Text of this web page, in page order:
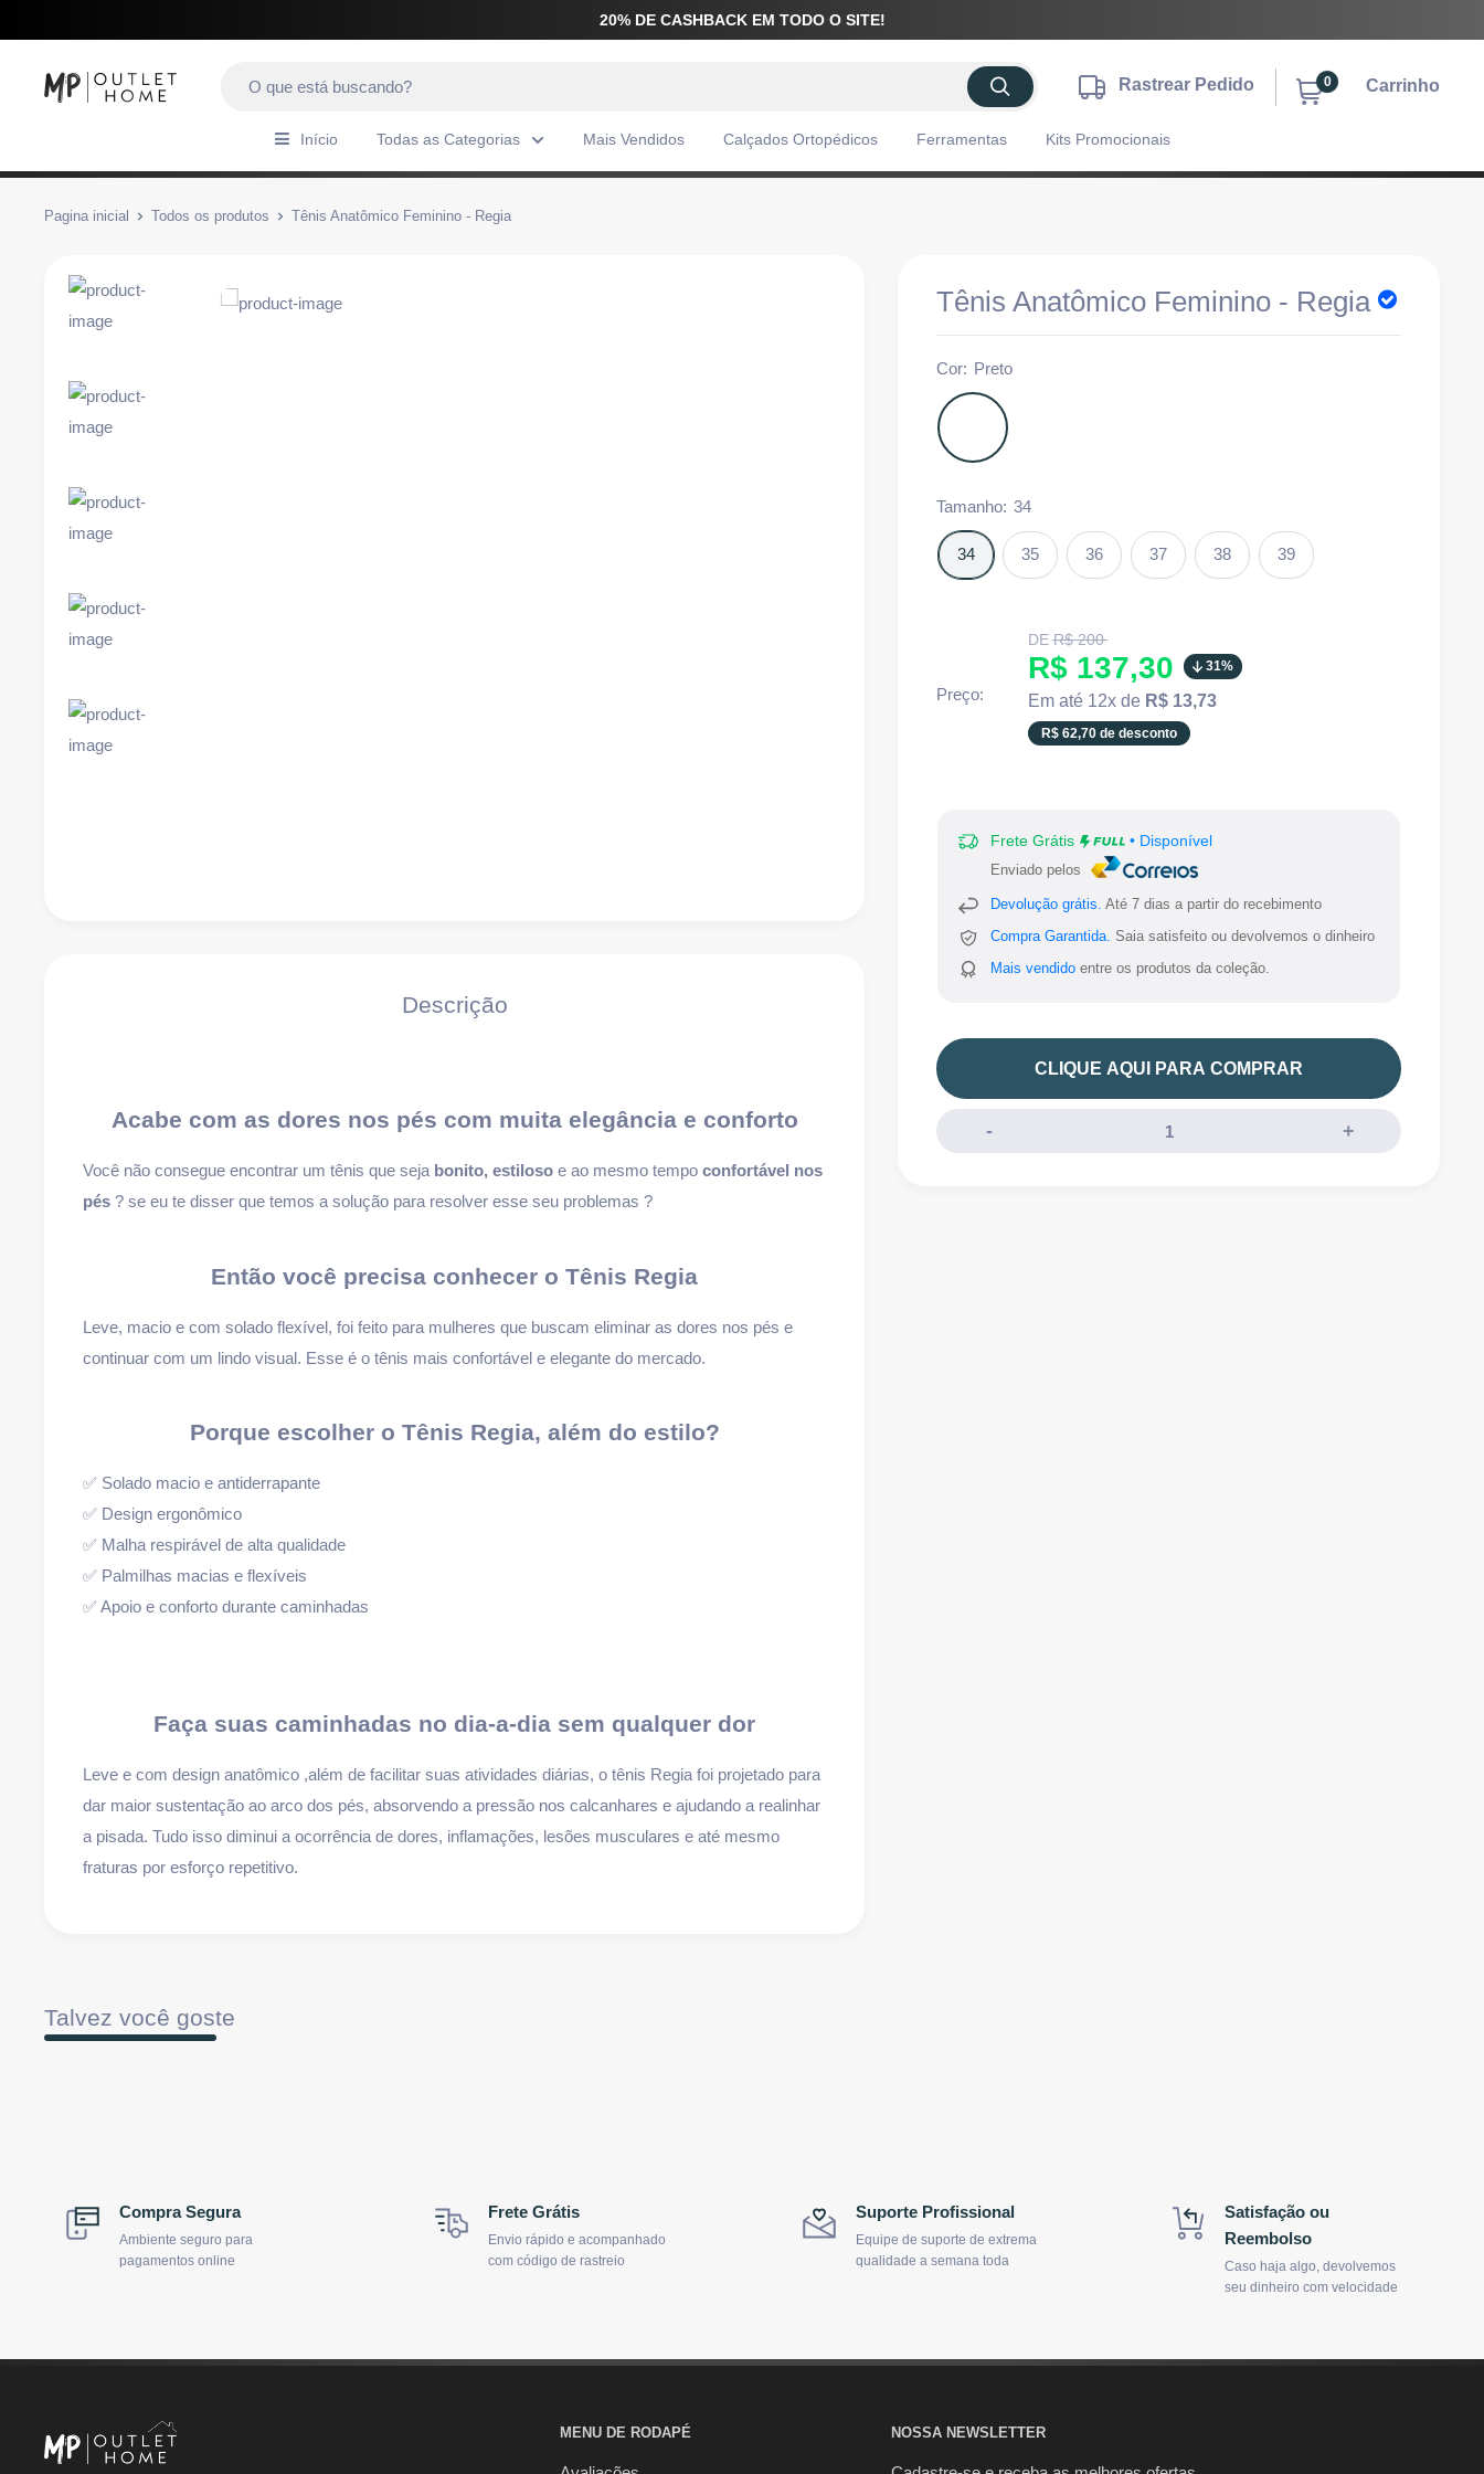
20% DE CASHBACK EM TODO O SITE!
Rastrear Pedido 0 Carrinho
Início Todas as Categorias Mais Vendidos Calçados Ortopédicos Ferramentas Kits Promocionais
Pagina inicial Todos os produtos Tênis Anatômico Feminino - Regia
Tênis Anatômico Feminino - Regia
Cor: Preto
Tamanho: 34
34 35 36 37 38 39
Preço:
DETranslation
missing:
pt-
BR.product.general.regular_price
R$ 200
Translation
missing:
pt-
R$ 137,30 31%
Em até 12x de R$ 13,73
R$ 62,70 de desconto
Frete Grátis • Disponível
Enviado pelos
Devolução grátis. Até 7 dias a partir do recebimento
Compra Garantida. Saia satisfeito ou devolvemos o dinheiro
Mais vendido entre os produtos da coleção.
CLIQUE AQUI PARA COMPRAR
Descrição
Acabe com as dores nos pés com muita elegância e conforto
Você não consegue encontrar um tênis que seja bonito, estiloso e ao mesmo tempo confortável nos
pés ? se eu te disser que temos a solução para resolver esse seu problemas ?
Então você precisa conhecer o Tênis Regia
Leve, macio e com solado flexível, foi feito para mulheres que buscam eliminar as dores nos pés e
continuar com um lindo visual. Esse é o tênis mais confortável e elegante do mercado.
Porque escolher o Tênis Regia, além do estilo?
✅ Solado macio e antiderrapante
✅ Design ergonômico
✅ Malha respirável de alta qualidade
✅ Palmilhas macias e flexíveis
✅ Apoio e conforto durante caminhadas
Faça suas caminhadas no dia-a-dia sem qualquer dor
Leve e com design anatômico ,além de facilitar suas atividades diárias, o tênis Regia foi projetado para
dar maior sustentação ao arco dos pés, absorvendo a pressão nos calcanhares e ajudando a realinhar
a pisada. Tudo isso diminui a ocorrência de dores, inflamações, lesões musculares e até mesmo
fraturas por esforço repetitivo.
Talvez você goste
Compra Segura
Ambiente seguro para
pagamentos online
Frete Grátis
Envio rápido e acompanhado
com código de rastreio
Suporte Profissional
Equipe de suporte de extrema
qualidade a semana toda
Satisfação ou
Reembolso
Caso haja algo, devolvemos
seu dinheiro com velocidade
MENU DE RODAPÉ NOSSA NEWSLETTER